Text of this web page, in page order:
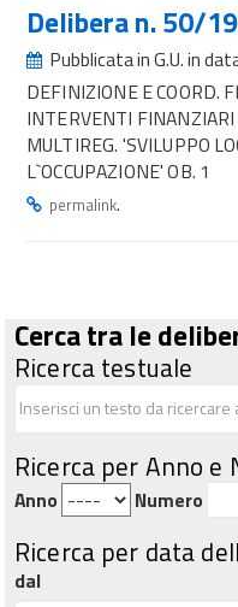
Delibera n. 50/
Pubblicata in G.U. in
DEFINIZIONE E COORD.
INTERVENTI FINANZIARI
MULTIREG. 'SVILUPPO
L`OCCUPAZIONE' OB. 1
permalink.
Cerca tra le
Ricerca testuale
Ricerca per Anno e
Anno Numero
Ricerca per data
dal